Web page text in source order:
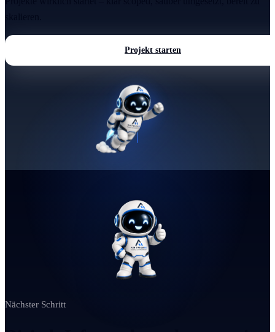
Projekt starten
Nächster Schritt